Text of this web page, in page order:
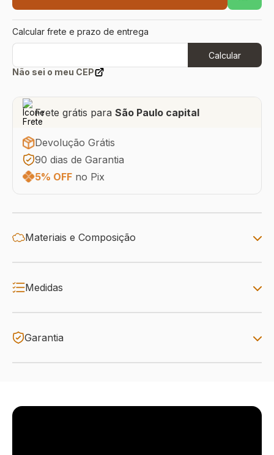
Calcular frete e prazo de entrega
Calcular
Não sei o meu CEP
Frete grátis para São Paulo capital
Devolução Grátis
90 dias de Garantia
5% OFF no Pix
Materiais e Composição
Medidas
Garantia